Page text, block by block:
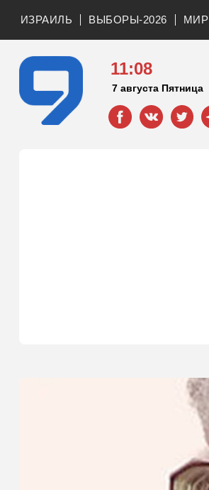
ИЗРАИЛЬ ВЫБОРЫ-2026 МИР
11:08
7 августа Пятница